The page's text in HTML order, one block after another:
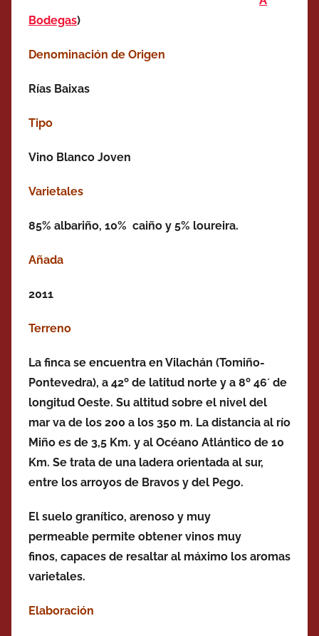
Bodegas)
Denominación de Origen
Rías Baixas
Tipo
Vino Blanco Joven
Varietales
85% albariño, 10% caiño y 5% loureira.
Añada
2011
Terreno
La finca se encuentra en Vilachán (Tomiño-
Pontevedra), a 42º de latitud norte y a 8º 46´ de
longitud Oeste. Su altitud sobre el nivel del
mar va de los 200 a los 350 m. La distancia al río
Miño es de 3,5 Km. y al Océano Atlántico de 10
Km. Se trata de una ladera orientada al sur,
entre los arroyos de Bravos y del Pego.
El suelo granítico, arenoso y muy
permeable permite obtener vinos muy
finos, capaces de resaltar al máximo los aromas
varietales.
Elaboración